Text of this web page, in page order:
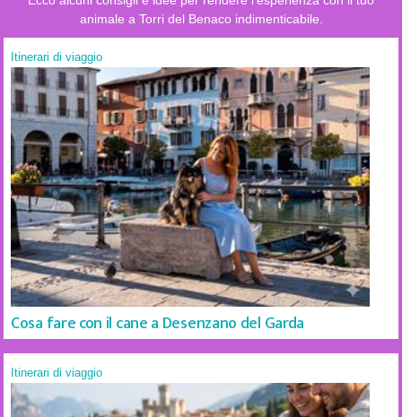
animale a Torri del Benaco indimenticabile.
Itinerari di viaggio
Cosa fare con il cane a Desenzano del Garda
Itinerari di viaggio